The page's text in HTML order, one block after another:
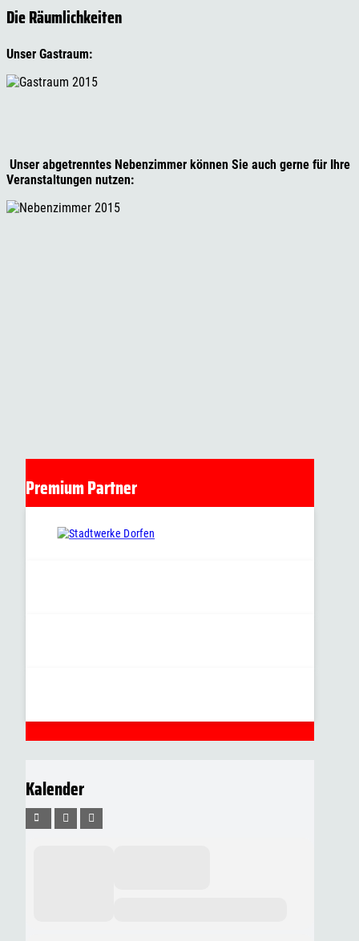
Die Räumlichkeiten
Unser Gastraum:
Unser abgetrenntes Nebenzimmer können Sie auch gerne für Ihre
Veranstaltungen nutzen:
Premium Partner
Kalender